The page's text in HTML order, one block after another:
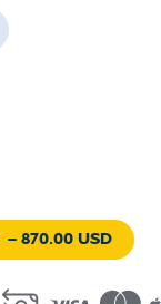
– 870.00 USD